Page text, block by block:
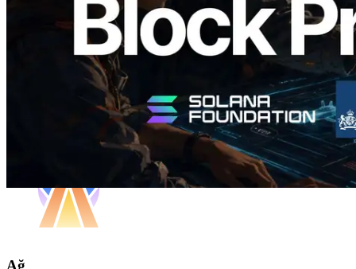
Bu makaleyi oku